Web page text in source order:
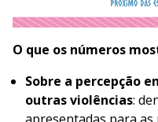
O que os números
Sobre a percepção
outras violências: